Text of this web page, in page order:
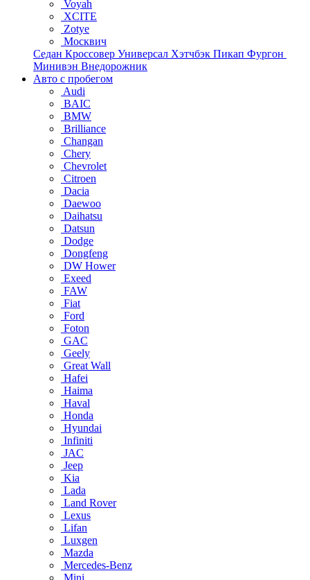
Voyah
XCITE
Zotye
Москвич
Седан Кроссовер Универсал Хэтчбэк Пикап Фургон
Минивэн Внедорожник
Авто с пробегом
Audi
BAIC
BMW
Brilliance
Changan
Chery
Chevrolet
Citroen
Dacia
Daewoo
Daihatsu
Datsun
Dodge
Dongfeng
DW Hower
Exeed
FAW
Fiat
Ford
Foton
GAC
Geely
Great Wall
Hafei
Haima
Haval
Honda
Hyundai
Infiniti
JAC
Jeep
Kia
Lada
Land Rover
Lexus
Lifan
Luxgen
Mazda
Mercedes-Benz
Mini